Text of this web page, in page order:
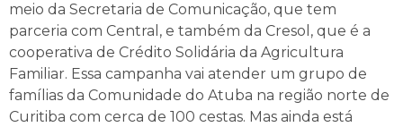
meio da Secretaria de Comunicação, que tem
parceria com Central, e também da Cresol, que é a
cooperativa de Crédito Solidária da Agricultura
Familiar. Essa campanha vai atender um grupo de
famílias da Comunidade do Atuba na região norte de
Curitiba com cerca de 100 cestas. Mas ainda está